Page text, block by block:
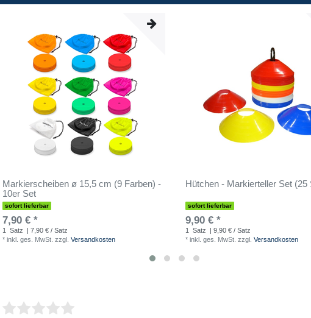
Markierscheiben ø 15,5 cm (9 Farben) -
10er Set
sofort lieferbar
7,90 € *
1 Satz
| 7,90 € / Satz
* inkl. ges. MwSt. zzgl. Versandkosten
Hütchen - Markierteller Set (25
sofort lieferbar
9,90 € *
1 Satz
| 9,90 € / Satz
* inkl. ges. MwSt. zzgl. Versandkosten